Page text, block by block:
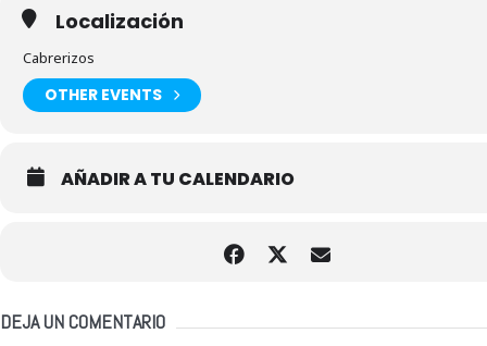
Localización
Cabrerizos
OTHER EVENTS
AÑADIR A TU CALENDARIO
DEJA UN COMENTARIO